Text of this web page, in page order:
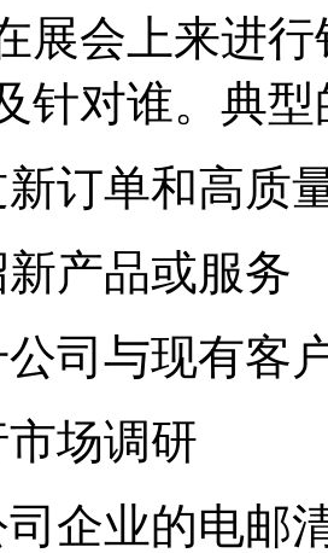
展会上来进
针对谁。典
新订单和高质
新产品或服务
公司与现有客
市场调研
司企业的电邮